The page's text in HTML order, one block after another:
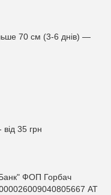
70 см (3-6 днів) —
від 35 грн
Банк" ФОП Горбач
АТ